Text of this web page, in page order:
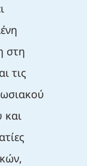
στη
τις
και